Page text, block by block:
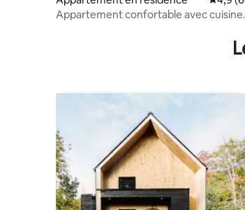
Appartement confortable avec cuisine